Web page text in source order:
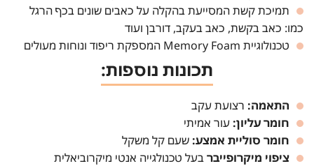
תמיכת קשת המסייעת בהקלה על כאבים שונים בכף הרגל
כמו: כאב בקשת, כאב בעקב, דורבן ועוד
טכנולוגיית Memory Foam המספקת ריפוד ונוחות מעולים
תכונות נוספות:
התאמה: רצועת עקב
חומר עליון: עור אמיתי
חומר סוליית אמצע: שעם קל משקל
ציפוי מיקרופייברבעל טכנולגייה אנטי מיקרוביאלית